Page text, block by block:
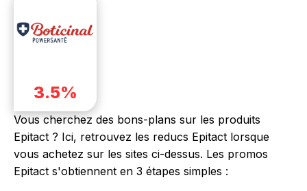
3.5%
Vous cherchez des bons-plans sur les produits
Epitact ? Ici, retrouvez les reducs Epitact lorsque
vous achetez sur les sites ci-dessus. Les promos
Epitact s'obtiennent en 3 étapes simples :